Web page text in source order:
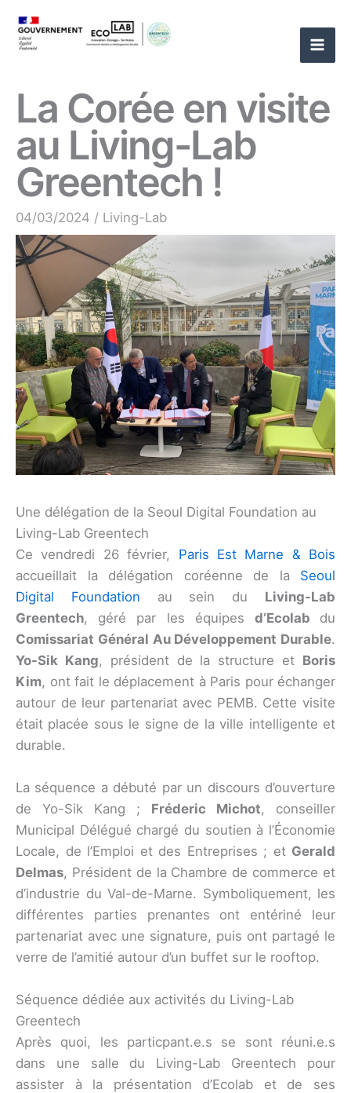
contenu
La Corée en visite
au Living-Lab
Greentech !
04/03/2024 / Living-Lab
Une délégation de la Seoul Digital Foundation au
Living-Lab Greentech
Ce vendredi 26 février, Paris Est Marne & Bois
accueillait la délégation coréenne de la Seoul
Digital Foundation au sein du Living-Lab
Greentech, géré par les équipes d’Ecolab du
Comissariat Général Au Développement Durable.
Yo-Sik Kang, président de la structure et Boris
Kim, ont fait le déplacement à Paris pour échanger
autour de leur partenariat avec PEMB. Cette visite
était placée sous le signe de la ville intelligente et
durable.
La séquence a débuté par un discours d’ouverture
de Yo-Sik Kang ; Fréderic Michot, conseiller
Municipal Délégué chargé du soutien à l’Économie
Locale, de l’Emploi et des Entreprises ; et Gerald
Delmas, Président de la Chambre de commerce et
d’industrie du Val-de-Marne. Symboliquement, les
différentes parties prenantes ont entériné leur
partenariat avec une signature, puis ont partagé le
verre de l’amitié autour d’un buffet sur le rooftop.
Séquence dédiée aux activités du Living-Lab
Greentech
Après quoi, les particpant.e.s se sont réuni.e.s
dans une salle du Living-Lab Greentech pour
assister à la présentation d’Ecolab et de ses